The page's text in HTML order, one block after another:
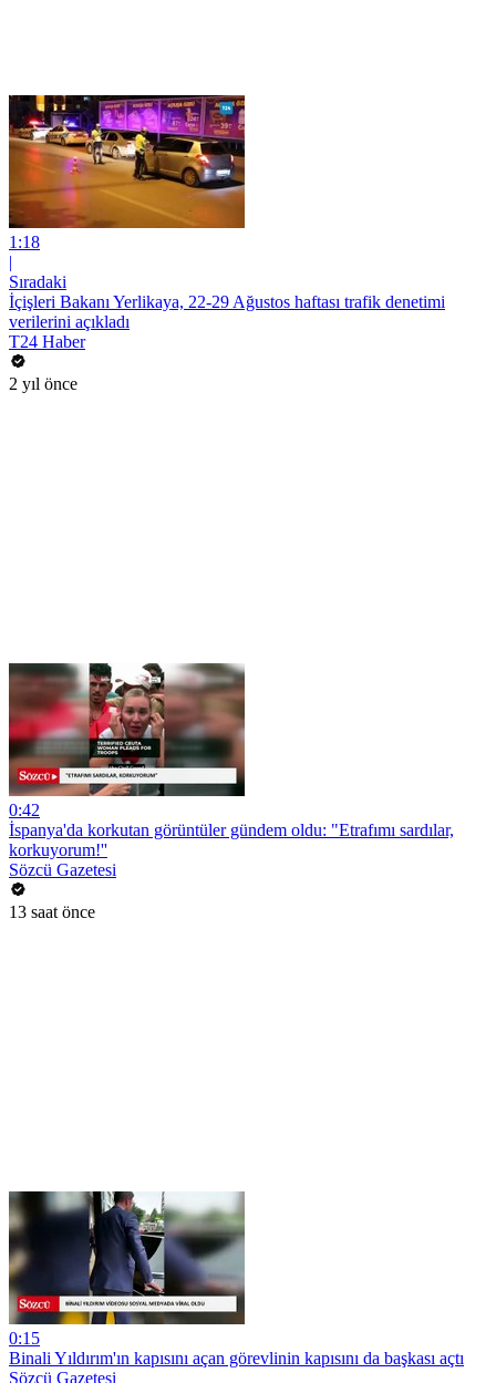
1:18
|
Sıradaki
İçişleri Bakanı Yerlikaya, 22-29 Ağustos haftası trafik denetimi
verilerini açıkladı
T24 Haber
2 yıl önce
0:42
İspanya'da korkutan görüntüler gündem oldu: "Etrafımı sardılar,
korkuyorum!''
Sözcü Gazetesi
13 saat önce
0:15
Binali Yıldırım'ın kapısını açan görevlinin kapısını da başkası açtı
Sözcü Gazetesi